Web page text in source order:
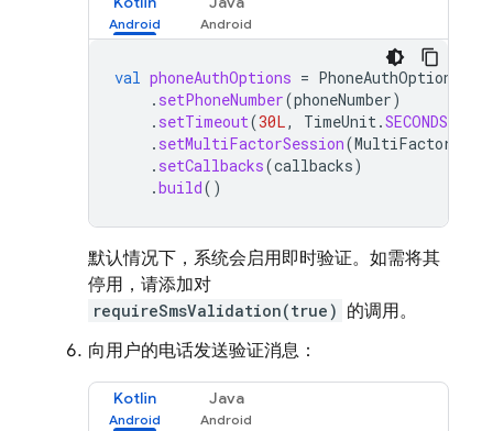
val phoneAuthOptions = PhoneAuthOptions
. setPhoneNumber(phoneNumber)
. setTimeout(30L, TimeUnit.SECONDS
. setMultiFactorSession(
. setCallbacks(callbacks)
.build()
默认情况下，系统会启用即时验证。如需将其
停用，请添加对
requireSmsValidation(true) 的调用。
向用户的电话发送验证消息：
Kotlin Java